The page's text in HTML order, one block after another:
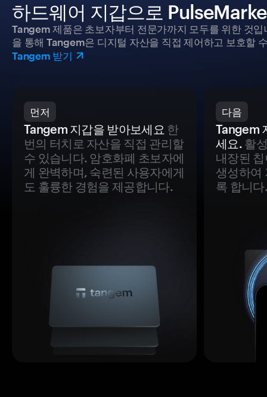
하드웨어 지갑으로
Tangem 제품은 초보자부터 전문가까지 모두를 위한 것
을 통해 Tangem은 디지털 자산을 직접 제어하고 보호할
Tangem 받기
먼저
Tangem 지갑을 받아보세요 한
번의 터치로 자산을 직접 관리할
수 있습니다. 암호화폐 초보자에
게 완벽하며, 숙련된 사용자에게
도 훌륭한 경험을 제공합니다.
다음
Tangem
세요.활
내장된
생성하여
록 합니다.